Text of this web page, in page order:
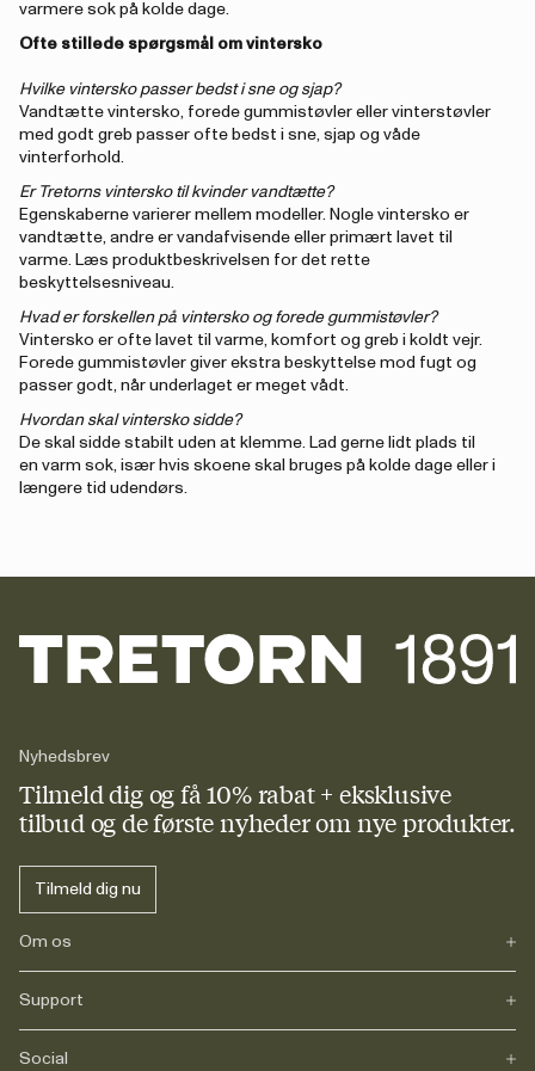
varmere sok på kolde dage.
Ofte stillede spørgsmål om vintersko
Hvilke vintersko passer bedst i sne og sjap?
Vandtætte vintersko, forede gummistøvler eller vinterstøvler
med godt greb passer ofte bedst i sne, sjap og våde
vinterforhold.
Er Tretorns vintersko til kvinder vandtætte?
Egenskaberne varierer mellem modeller. Nogle vintersko er
vandtætte, andre er vandafvisende eller primært lavet til
varme. Læs produktbeskrivelsen for det rette
beskyttelsesniveau.
Hvad er forskellen på vintersko og forede gummistøvler?
Vintersko er ofte lavet til varme, komfort og greb i koldt vejr.
Forede gummistøvler giver ekstra beskyttelse mod fugt og
passer godt, når underlaget er meget vådt.
Hvordan skal vintersko sidde?
De skal sidde stabilt uden at klemme. Lad gerne lidt plads til
en varm sok, især hvis skoene skal bruges på kolde dage eller i
længere tid udendørs.
Nyhedsbrev
Tilmeld dig og få 10% rabat + eksklusive
tilbud og de første nyheder om nye produkter.
Tilmeld dig nu
Om os
Vores historie
Journals
Karriere
Support
FAQs
Social